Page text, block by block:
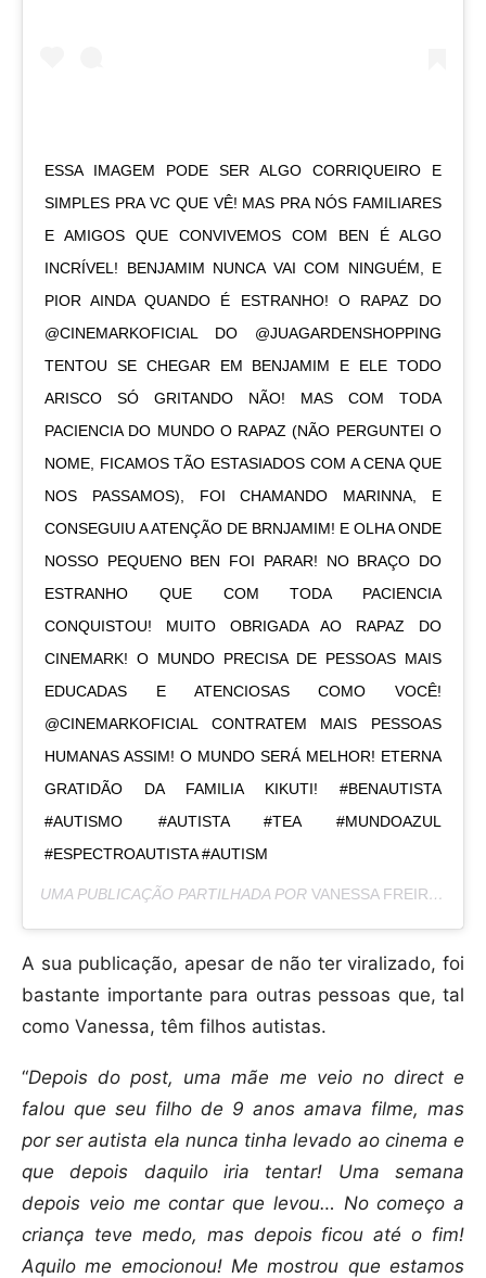
ESSA IMAGEM PODE SER ALGO CORRIQUEIRO E
SIMPLES PRA VC QUE VÊ! MAS PRA NÓS FAMILIARES
E AMIGOS QUE CONVIVEMOS COM BEN É ALGO
INCRÍVEL! BENJAMIM NUNCA VAI COM NINGUÉM, E
PIOR AINDA QUANDO É ESTRANHO! O RAPAZ DO
@CINEMARKOFICIAL DO @JUAGARDENSHOPPING
TENTOU SE CHEGAR EM BENJAMIM E ELE TODO
ARISCO SÓ GRITANDO NÃO! MAS COM TODA
PACIENCIA DO MUNDO O RAPAZ (NÃO PERGUNTEI O
NOME, FICAMOS TÃO ESTASIADOS COM A CENA QUE
NOS PASSAMOS), FOI CHAMANDO MARINNA, E
CONSEGUIU A ATENÇÃO DE BRNJAMIM! E OLHA ONDE
NOSSO PEQUENO BEN FOI PARAR! NO BRAÇO DO
ESTRANHO QUE COM TODA PACIENCIA
CONQUISTOU! MUITO OBRIGADA AO RAPAZ DO
CINEMARK! O MUNDO PRECISA DE PESSOAS MAIS
EDUCADAS E ATENCIOSAS COMO VOCÊ!
@CINEMARKOFICIAL CONTRATEM MAIS PESSOAS
HUMANAS ASSIM! O MUNDO SERÁ MELHOR! ETERNA
GRATIDÃO DA FAMILIA KIKUTI! #BENAUTISTA
#AUTISMO #AUTISTA #TEA #MUNDOAZUL
#ESPECTROAUTISTA #AUTISM
UMA PUBLICAÇÃO PARTILHADA POR VANESSA FREIRE
A sua publicação, apesar de não ter viralizado, foi
bastante importante para outras pessoas que, tal
como Vanessa, têm filhos autistas.
“Depois do post, uma mãe me veio no direct e
falou que seu filho de 9 anos amava filme, mas
por ser autista ela nunca tinha levado ao cinema e
que depois daquilo iria tentar! Uma semana
depois veio me contar que levou… No começo a
criança teve medo, mas depois ficou até o fim!
Aquilo me emocionou! Me mostrou que estamos